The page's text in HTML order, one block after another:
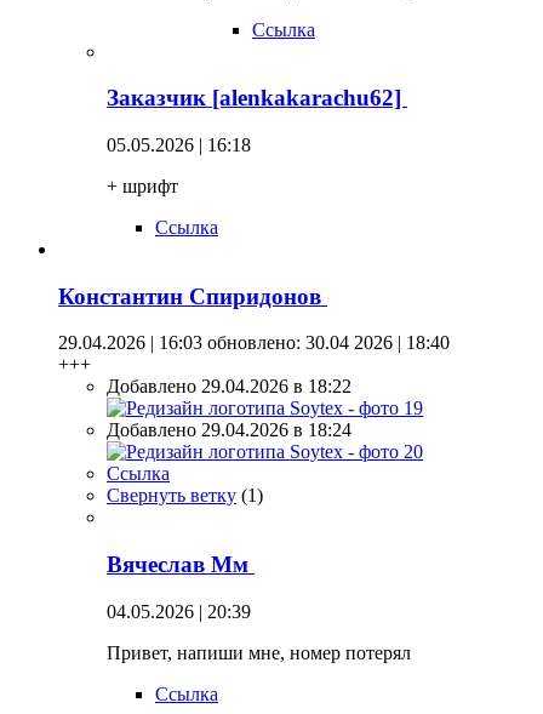
Ссылка
Заказчик [alenkakarachu62]
05.05.2026 | 16:18
+ шрифт
Ссылка
Константин Спиридонов
29.04.2026 | 16:03 обновлено: 30.04 2026 | 18:40
+++
Добавлено 29.04.2026 в 18:22
Добавлено 29.04.2026 в 18:24
Ссылка
Свернуть ветку (1)
Вячеслав Мм
04.05.2026 | 20:39
Привет, напиши мне, номер потерял
Ссылка